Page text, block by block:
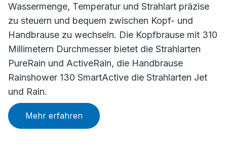
Wassermenge, Temperatur und Strahlart präzise
zu steuern und bequem zwischen Kopf- und
Handbrause zu wechseln. Die Kopfbrause mit 310
Millimetern Durchmesser bietet die Strahlarten
PureRain und ActiveRain, die Handbrause
Rainshower 130 SmartActive die Strahlarten Jet
und Rain.
Mehr erfahren